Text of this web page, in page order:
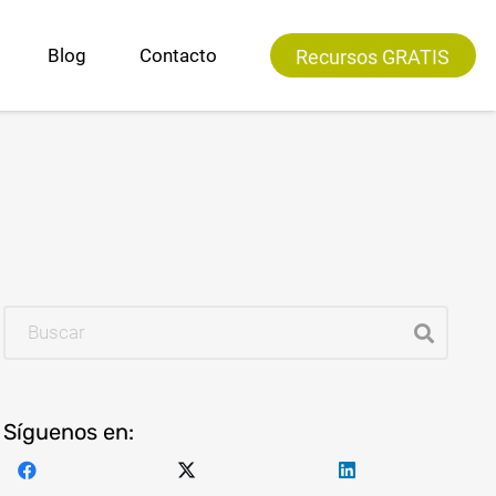
Blog Contacto Recursos GRATIS
Síguenos en: